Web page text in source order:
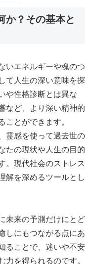
か？その基本と
いエネルギーや魂のつ
て人生の深い意味を探
や性格診断とは異な
など、より深い精神的
ことができます。
霊感を使って過去世の
たの現状や人生の目的
。現代社会のストレス
解を深めるツールとし
未来の予測だけにとど
しにもつながる点にあ
ることで、迷いや不安
力を得られるのです。